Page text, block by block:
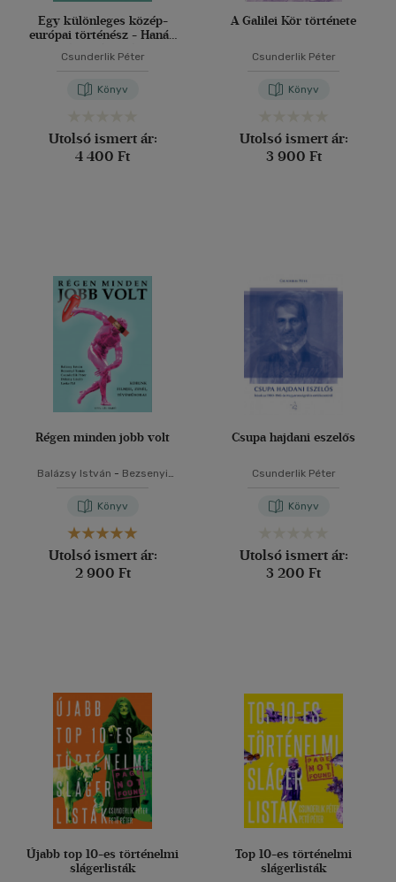
Egy különleges közép-
európai történész - Hanák
Csunderlik Péter
Könyv
Utolsó ismert ár:
4 400 Ft
A Galilei Kör története
Csunderlik Péter
Könyv
Utolsó ismert ár:
3 900 Ft
Régen minden jobb volt
Balázsy István - Bezsenyi
Dékány László - Laska Pál
Könyv
Utolsó ismert ár:
2 900 Ft
Csupa hajdani eszelős
Csunderlik Péter
Könyv
Utolsó ismert ár:
3 200 Ft
Újabb top 10-es történelmi
slágerlisták
Top 10-es történelmi
slágerlisták